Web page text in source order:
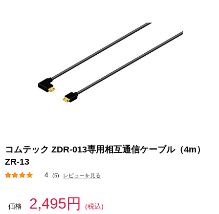
コムテック ZDR-013専用相互通信ケーブル（4m）
ZR-13
4 (5) レビューを見る
価格 2,495円
(税込)